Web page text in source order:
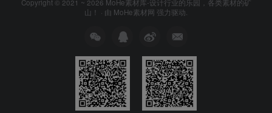
Copyright © 2021 ~ 2026 MoHe素材库-设计行业的乐园，各类素材的矿
山！ · 由 MoHe素材网 强力驱动.